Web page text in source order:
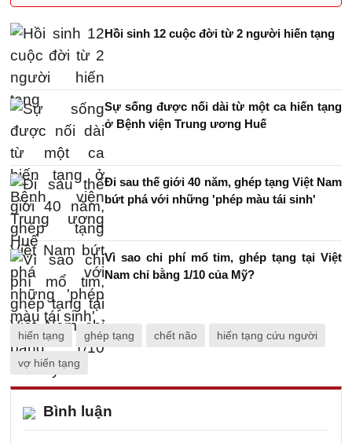
Hồi sinh 12 cuộc đời từ 2 người hiến tạng
Sự sống được nối dài từ một ca hiến tạng
ở Bệnh viện Trung ương Huế
Đi sau thế giới 40 năm, ghép tạng Việt Nam
bứt phá với những 'phép màu tái sinh'
Vì sao chi phí mổ tim, ghép tạng tại Việt
Nam chỉ bằng 1/10 của Mỹ?
hiến tạng ghép tạng chết não hiến tạng cứu người
vợ hiến tạng
Bình luận